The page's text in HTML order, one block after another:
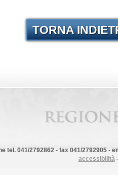
TORNA
tel. 041/2792862 - fax 041/2792905 -
accessibilità